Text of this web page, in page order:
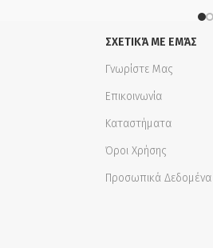
ΣΧΕΤΙΚΆ ΜΕ ΕΜΆΣ
Γνωρίστε Μας
Επικοινωνία
Καταστήματα
Όροι Χρήσης
Προσωπικά Δεδομένα